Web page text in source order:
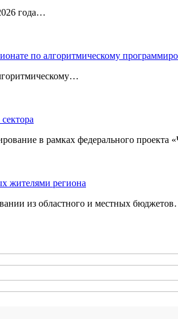
года…
по алгоритмическому
в рамках федерального
жителями региона
из областного и местных